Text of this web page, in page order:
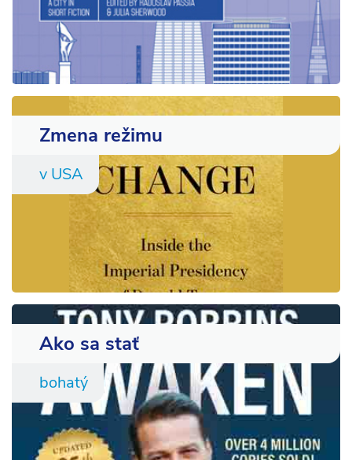
Zmena režimu
v USA
Ako sa stať
bohatý